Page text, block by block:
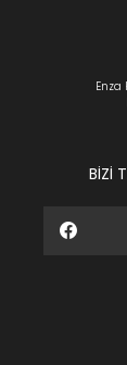
Enza
BİZİ